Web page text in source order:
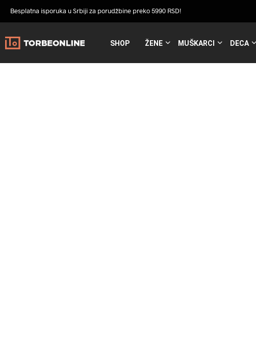
Besplatna isporuka u Srbiji za porudžbine preko 5990 RSD!
SHOP ŽENE MUŠKARCI DECA